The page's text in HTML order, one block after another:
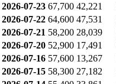
2026-07-23 67,700 42,221
2026-07-22 64,600 47,531
2026-07-21 58,200 28,039
2026-07-20 52,900 17,491
2026-07-16 57,600 13,267
2026-07-15 58,300 27,182